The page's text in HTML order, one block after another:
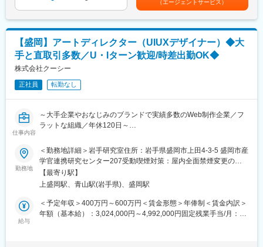
当社は、Web制作会社として25年間に渡り、日本を代表するWeb
サービス、コーポレートサイト、Webメディアなど、多くのサイ
トを手掛けてきました。UIUXデザイン、システム開発のサイト設
計開発に加え、ブランディング、SEO対策支援や広告運用代行・
サイト運用代行など更に拡大し、Webに関わるビジネスにおい
て、様々なニーズに応え、包括的なサポートを行う企業へと進化
してきました。現在は、ミャンマーにオフショアチームを結成し
たり、英語圏からの日本進出を支援するイギリス支社を設立する
変更の範囲：会社の定める業務
◇新規・既存顧客の要望やビジネス課題をヒアリング
◇要件定義・情報設計・企画等の立案、見積もり作成のうえクラ
イアントへの提案
◇ワイヤーフレームやスケジュールの作成
◇制作ディレクション、進行・予算管理等のプロジェクトマネジ
メント
◇業務改善に向けた計画と実行
■このポジションの特徴：
ディレクション部では、毎週一回開催されるディレクターMTGに
をアウトプットし、当社のディレクションノウハウ、ナレッジを
共有しています。
■プロジェクト事例：
高島屋：公式オンラインストア
freee株式会社：コーポレートサイト／採用サイト
も目安の金額であり、選考を通じて上下する可能性があります。
月給(月額)は固定手当を含めた表記です。
（エージェントサービス）
【盛岡】アートディレクター（UIUXデザイナー）◆大
手と直取引多数／U・Iターン歓迎/時差出勤OK◆
株式会社クーシー
正社員 転勤なし
仕事内容
～大手企業やおなじみのブランドで実績多数のWeb制作企業／フ
ラットな組織／年休120日～
■業務内容：
『スタディサプリ』や『ラクスル』等のWebサービスの立ち上げ
や、『パーソルホールディングス』『freee』等の大手企業コーポ
レートサイトのリニューアルなど、様々なプロジェクトのアート
ディレクションをお任せします。コスト管理をしつつ、社内外さ
まざまなセクションと協働して、当社の強みでもある高い制作品
質を追求し、プロジェクトの成功を目指します。
勤務地
＜勤務地詳細＞岩手研究室住所：岩手県盛岡市上田4-3-5 盛岡市産
学官連携研究センター207受動喫煙対策：屋内全面禁煙変更の範
囲：会社の定める範囲（双方合意のうえ他拠点へ異動の可能性が
ございますが、基本的にはありません）
【最寄り駅】
上盛岡駅、青山駅(岩手県)、盛岡駅
給与
＜予定年収＞400万円～600万円＜賃金形態＞年俸制＜賃金内訳＞
年額（基本給）：3,024,000円～4,992,000円固定残業手当/月：